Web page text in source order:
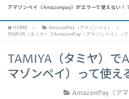
アマゾンペイ（Amazonpay）がエラーで使えない！？
HOME
AmazonPay（アマゾンペイ）
TAMIYA（タミヤ）でAmazonPay（アマゾンペイ）って
TAMIYA（タミヤ）で
マゾンペイ）って使え
AmazonPay（アマ